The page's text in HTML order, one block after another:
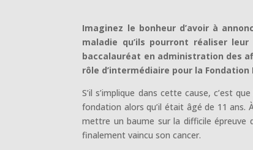
Imaginez le bonheur d’avoir à
maladie qu’ils pourront réaliser
baccalauréat en administration des
rôle d’intermédiaire pour la Fondation
S’il s’implique dans cette cause, c’est
fondation alors qu’il était âgé de 11 ans.
mettre un baume sur la difficile épreuve
finalement vaincu son cancer.